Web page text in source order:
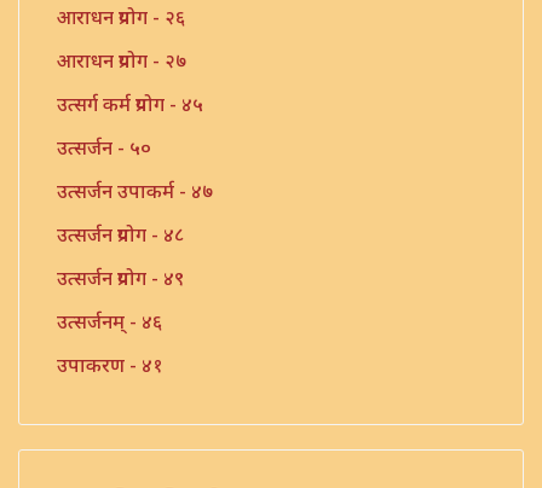
आराधन प्रयोग - २६
आराधन प्रयोग - २७
उत्सर्ग कर्म प्रयोग - ४५
उत्सर्जन - ५०
उत्सर्जन उपाकर्म - ४७
उत्सर्जन प्रयोग - ४८
उत्सर्जन प्रयोग - ४९
उत्सर्जनम् - ४६
उपाकरण - ४१
उपाकर्म - ४३